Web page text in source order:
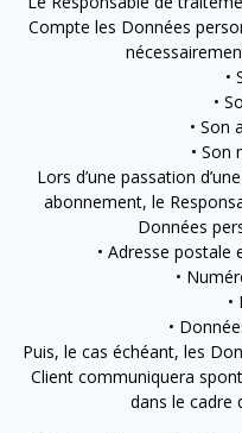
Compte les Données
•
•
• Son
• Son
Lors d’une passation
abonnement, le
Données
• Adresse
•
•
•
Puis, le cas échéant, les
Client communiquera
dans le cadre